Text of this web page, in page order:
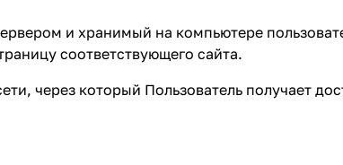
и хранимый на компьютере
соответствующего сайта.
через который Пользователь получает